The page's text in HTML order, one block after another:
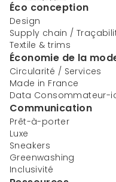
Éco conception
Design
Supply chain /
Textile & trims
Économie de la
Circularité / Services
Made in France
Data Consommateur-
Communication
Prêt-à-porter
Luxe
Sneakers
Greenwashing
Inclusivité